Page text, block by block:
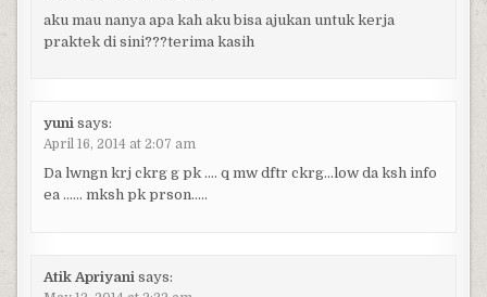
aku mau nanya apa kah aku bisa ajukan untuk kerja
praktek di sini???terima kasih
yuni says:
April 16, 2014 at 2:07 am
Da lwngn krj ckrg g pk …. q mw dftr ckrg…low da ksh info
ea …… mksh pk prson…..
Atik Apriyani says: